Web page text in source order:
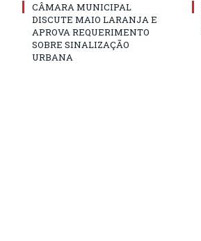
CÂMARA MUNICIPAL
DISCUTE MAIO LARANJA E
APROVA REQUERIMENTO
SOBRE SINALIZAÇÃO
URBANA